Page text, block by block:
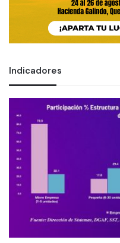
Indicadores